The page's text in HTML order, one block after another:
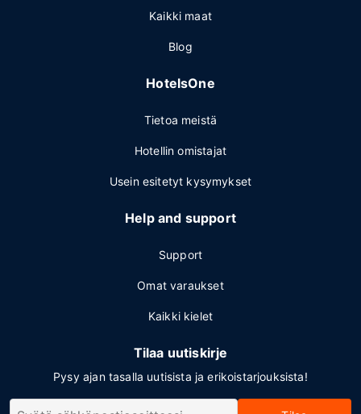
Kaikki maat
Blog
HotelsOne
Tietoa meistä
Hotellin omistajat
Usein esitetyt kysymykset
Help and support
Support
Omat varaukset
Kaikki kielet
Tilaa uutiskirje
Pysy ajan tasalla uutisista ja erikoistarjouksista!